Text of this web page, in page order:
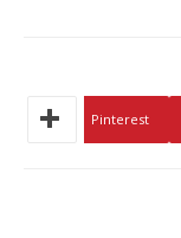
Pinterest